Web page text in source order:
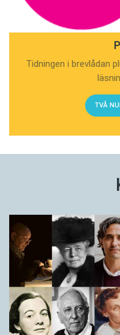
Tidningen i brevlådan
TVÅ